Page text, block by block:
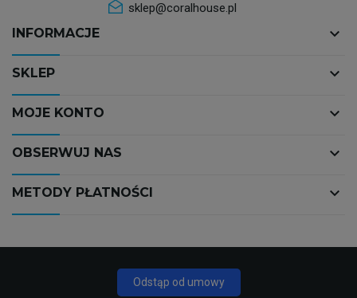
sklep@coralhouse.pl
INFORMACJE keyboard_arrow_down
SKLEP keyboard_arrow_down
MOJE KONTO keyboard_arrow_down
OBSERWUJ NAS keyboard_arrow_down
METODY PŁATNOŚCI keyboard_arrow_down
Odstąp od umowy